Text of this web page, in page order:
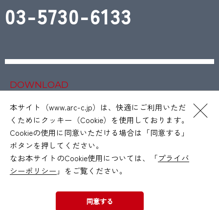
03-5730-6133
DOWNLOAD
資料請求
サイトマップ
利用規約
本サイト（www.arc-c.jp）は、快適にご利用いただ
くためにクッキー（Cookie）を使用しております。
Cookieの使用に同意いただける場合は「同意する」
ボタンを押してください。
なお本サイトのCookie使用については、「プライバ
シーポリシー 」をご覧ください。
同意する